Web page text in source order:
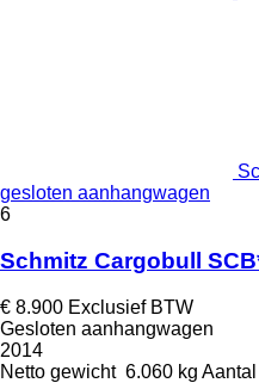
gesloten aanhangwagen
6
Schmitz Cargobull
€ 8.900 Exclusief BTW
Gesloten aanhangwagen
2014
Netto gewicht 6.060 kg